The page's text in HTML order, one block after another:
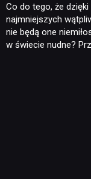
Co do tego, że
najmniejszych
nie będą one
w świecie nudne?